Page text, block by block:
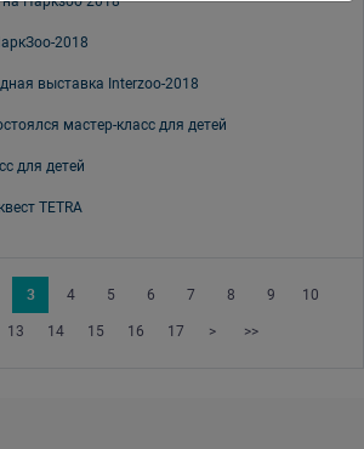
2018
выставка Interzoo-2018
мастер-класс для детей
для детей
TETRA
3 4 5 6 7 8 9 10
13 14 15 16 17 > >>